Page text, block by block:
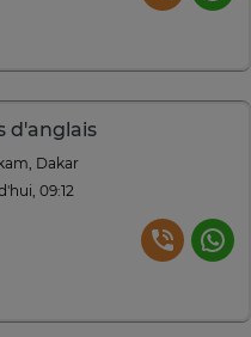
d'anglais
Dakar
09:12